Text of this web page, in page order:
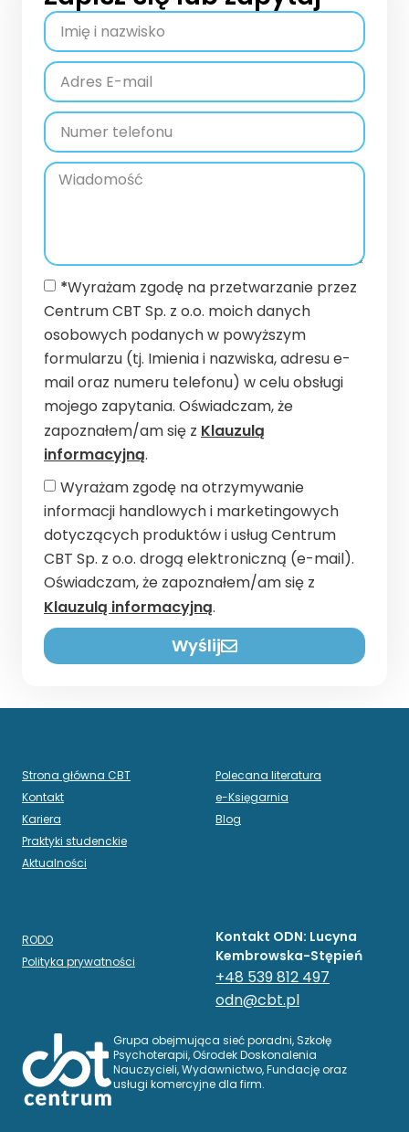
*Wyrażam zgodę na przetwarzanie przez
Centrum CBT Sp. z o.o. moich danych
osobowych podanych w powyższym
formularzu (tj. Imienia i nazwiska, adresu e-
mail oraz numeru telefonu) w celu obsługi
mojego zapytania. Oświadczam, że
zapoznałem/am się z Klauzulą
informacyjną.
Wyrażam zgodę na otrzymywanie
informacji handlowych i marketingowych
dotyczących produktów i usług Centrum
CBT Sp. z o.o. drogą elektroniczną (e-mail).
Oświadczam, że zapoznałem/am się z
Klauzulą informacyjną.
Wyślij
Grupa obejmująca sieć poradni, Szkołę
Psychoterapii, Ośrodek Doskonalenia
Nauczycieli, Wydawnictwo, Fundację oraz
usługi komercyjne dla firm.
Strona główna CBT
Kontakt
Kariera
Praktyki studenckie
Aktualności
RODO
Polityka prywatności
Polecana literatura
e-Księgarnia
Blog
Kontakt ODN: Lucyna
Kembrowska-Stępień
+48 539 812 497
odn@cbt.pl